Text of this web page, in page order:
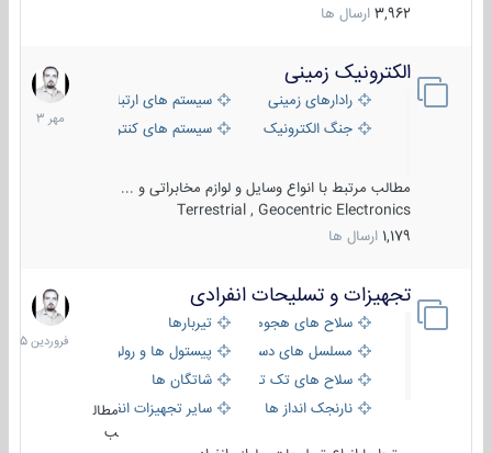
3,962 ارسال ها
الکترونیک زمینی
رادارهای زمینی
سیستم های ارتباطی و جمع آوری
جنگ الکترونیک
سیستم های کنترل آتش و تجهیزات
مطالب مرتبط با انواع وسایل و لوازم مخابراتی و ...
Terrestrial , Geocentric Electronics
1,179 ارسال ها
1
مهر
1403
تجهیزات و تسلیحات انفرادی
سلاح های هجومی
تیربارها
مسلسل های دستی
پیستول ها و رولورها
سلاح های تک تیر اندازیشاتگان ها
نارنجک انداز ها
سایر تجهیزات انفرادی
مطال
ب
17
فروردین
1405